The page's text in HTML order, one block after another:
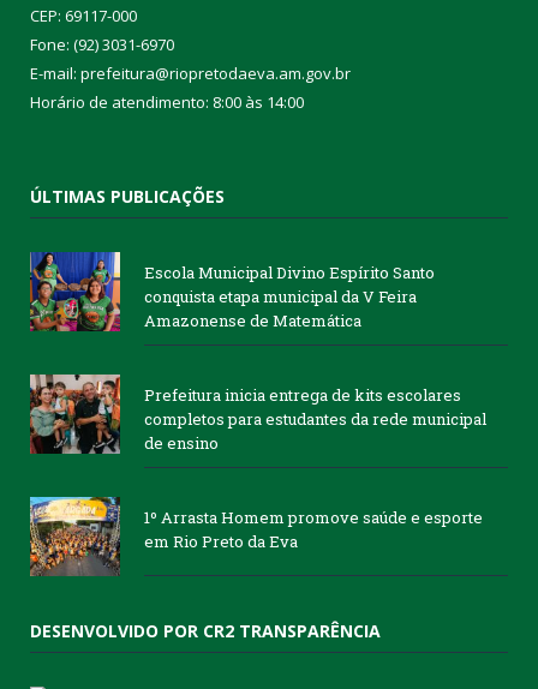
CEP: 69117-000
Fone: (92) 3031-6970
E-mail: prefeitura@riopretodaeva.am.gov.br
Horário de atendimento: 8:00 às 14:00
ÚLTIMAS PUBLICAÇÕES
Escola Municipal Divino Espírito Santo
conquista etapa municipal da V Feira
Amazonense de Matemática
Prefeitura inicia entrega de kits escolares
completos para estudantes da rede municipal
de ensino
1º Arrasta Homem promove saúde e esporte
em Rio Preto da Eva
DESENVOLVIDO POR CR2 TRANSPARÊNCIA